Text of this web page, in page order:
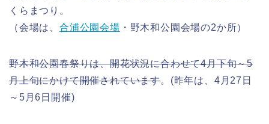
くらまつり。
（会場は、 合浦公園会場 ・野木和公園会場の2か所）
野木和公園春祭りは、開花状況に合わせて4月下旬～5
月上旬にかけて開催されています。(昨年は、4月27日
～5月6日開催)